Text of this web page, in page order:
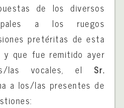
de los diversos
a los ruegos
pretéritas de esta
que fue remitido ayer
las vocales, el Sr.
a los/las presentes de